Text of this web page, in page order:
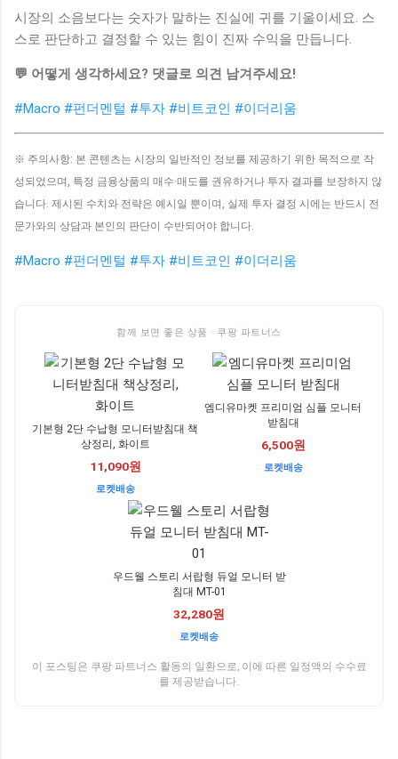
시장의 소음보다는 숫자가 말하는 진실에 귀를 기울이세요. 스
스로 판단하고 결정할 수 있는 힘이 진짜 수익을 만듭니다.
💬 어떻게 생각하세요? 댓글로 의견 남겨주세요!
#Macro #펀더멘털 #투자 #비트코인 #이더리움
※ 주의사항: 본 콘텐츠는 시장의 일반적인 정보를 제공하기 위한 목적으로 작
성되었으며, 특정 금융상품의 매수·매도를 권유하거나 투자 결과를 보장하지 않
습니다. 제시된 수치와 전략은 예시일 뿐이며, 실제 투자 결정 시에는 반드시 전
문가와의 상담과 본인의 판단이 수반되어야 합니다.
#Macro #펀더멘털 #투자 #비트코인 #이더리움
함께 보면 좋은 상품 · 쿠팡 파트너스
기본형 2단 수납형 모니터받침대 책
상정리, 화이트
11,090원
로켓배송
엠디유마켓 프리미엄 심플 모니터
받침대
6,500원
로켓배송
우드웰 스토리 서랍형 듀얼 모니터 받
침대 MT-01
32,280원
로켓배송
이 포스팅은 쿠팡 파트너스 활동의 일환으로, 이에 따른 일정액의 수수료
를 제공받습니다.